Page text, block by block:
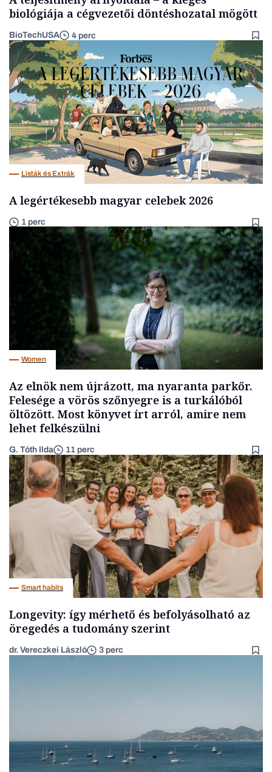
biológiája a cégvezetői döntéshozatal mögött
BioTechUSA 4 perc
Listák és Extrák
A legértékesebb magyar celebek 2026
1 perc
Women
Az elnök nem újrázott, ma nyaranta parkőr.
Felesége a vörös szőnyegre is a turkálóból
öltözött. Most könyvet írt arról, amire nem
lehet felkészülni
G. Tóth Ilda 11 perc
Smart habits
Longevity: így mérhető és befolyásolható az
öregedés a tudomány szerint
dr. Vereczkei László 3 perc